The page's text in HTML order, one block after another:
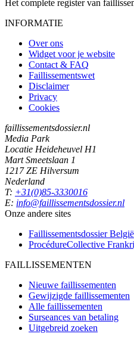
Het complete register van
INFORMATIE
Over ons
Widget voor je website
Contact & FAQ
Faillissementswet
Disclaimer
Privacy
Cookies
faillissementsdossier.nl
Media Park
Locatie Heideheuvel H1
Mart Smeetslaan 1
1217 ZE Hilversum
Nederland
T: +31(0)85-3330016
E: info@faillissementsdossier.nl
Onze andere sites
Faillissementsdossier België
ProcédureCollective
FAILLISSEMENTEN
Nieuwe faillissementen
Gewijzigde faillissementen
Alle faillissementen
Surseances van betaling
Uitgebreid zoeken